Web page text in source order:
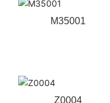
M35001
Z0004